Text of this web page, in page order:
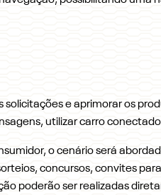
e aprimorar os
utilizar carro
o cenário será
concursos, convites
poderão ser realizadas